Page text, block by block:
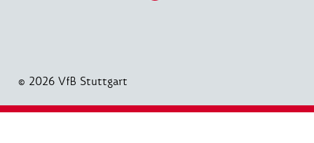
© 2026 VfB Stuttgart